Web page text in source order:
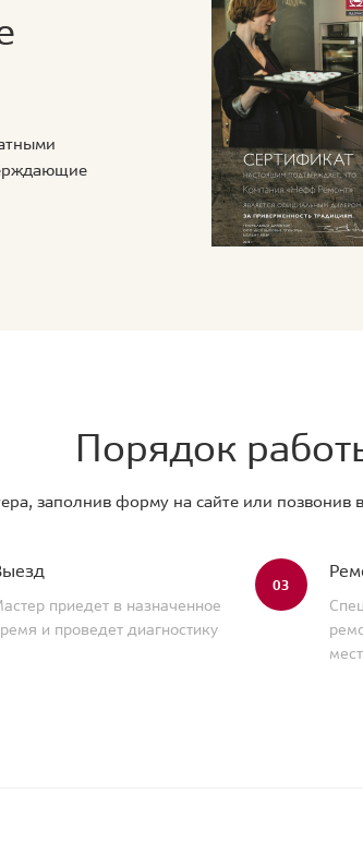
Порядок
заполнив форму на сайте или позвонив
приедет в назначенное
и проведет диагностику
03